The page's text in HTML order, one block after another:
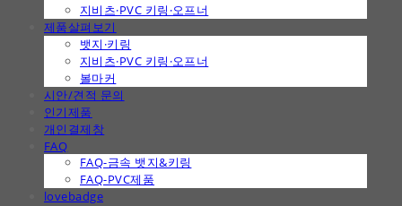
지비츠·PVC 키링·오프너
제품살펴보기
뱃지·키링
지비츠·PVC 키링·오프너
볼마커
시안/견적 문의
인기제품
개인결제창
FAQ
FAQ-금속 뱃지&키링
FAQ-PVC제품
lovebadge